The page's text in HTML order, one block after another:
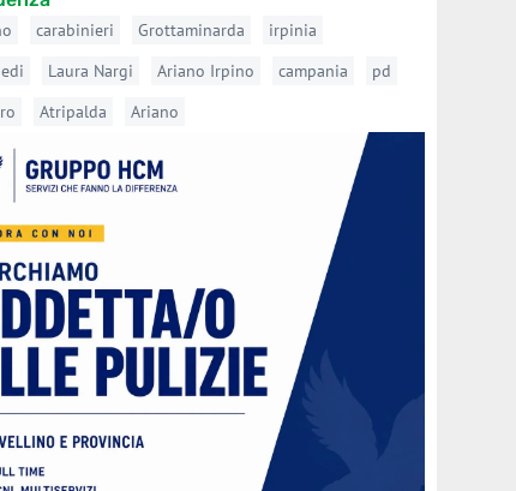
carabinieri Grottaminarda
irpinia
Laura Nargi Ariano Irpino campania
pd
Atripalda Ariano